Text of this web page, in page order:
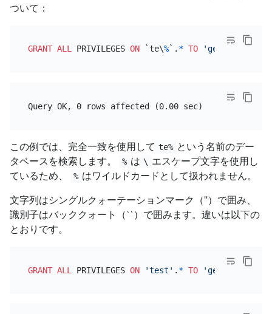
ついて：
GRANT ALL PRIVILEGES ON `te\%`. * TO 'genius' @
この例では、完全一致を使用して te% という名前のデー
タベースを検索します。
% は \ エスケープ文字を使用し
ているため、
% はワイルドカードとして扱われません。
文字列はシングルクォーテーションマーク（''）で囲み、
識別子はバッククォート（``）で囲みます。違いは以下の
とおりです。
GRANT ALL PRIVILEGES ON 'test' . * TO 'genius'